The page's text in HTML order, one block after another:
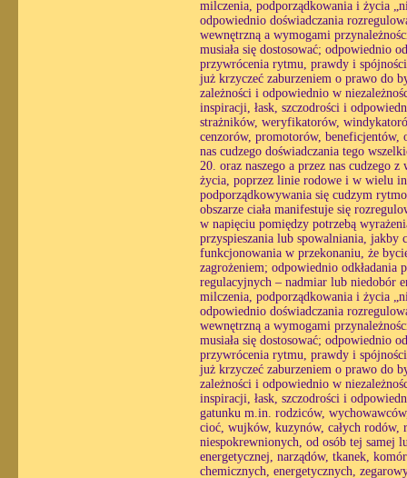
milczenia, podporządkowania i życia
odpowiednio doświadczania
wewnętrzną a wymogami
musiała się dostosować; odpowiednio
przywrócenia rytmu, prawdy i
już krzyczeć zaburzeniem o prawo do
zależności i odpowiednio w
inspiracji, łask, szczodrości i
strażników, weryfikatorów,
cenzorów, promotorów, beneficjentów,
nas cudzego doświadczania tego
20. oraz naszego a przez nas cudzego
życia, poprzez linie rodowe i w wielu
podporządkowywania się cudzym
obszarze ciała manifestuje się
w napięciu pomiędzy potrzebą
przyspieszania lub spowalniania, jakby
funkcjonowania w przekonaniu, że
zagrożeniem; odpowiednio odkładania
regulacyjnych – nadmiar lub niedobór
milczenia, podporządkowania i życia
odpowiednio doświadczania
wewnętrzną a wymogami
musiała się dostosować; odpowiednio
przywrócenia rytmu, prawdy i
już krzyczeć zaburzeniem o prawo do
zależności i odpowiednio w
inspiracji, łask, szczodrości i
gatunku m.in. rodziców,
cioć, wujków, kuzynów, całych rodów,
niespokrewnionych, od osób tej samej
energetycznej, narządów, tkanek,
chemicznych, energetycznych,